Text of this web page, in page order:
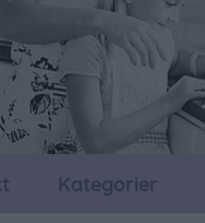
Kategorier